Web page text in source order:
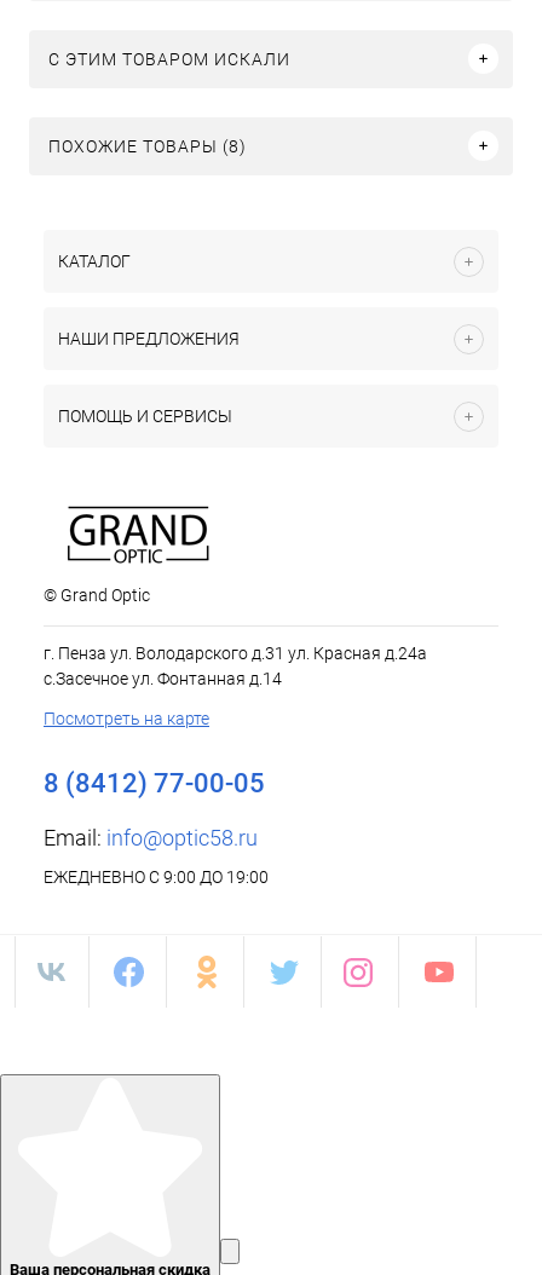
C ЭТИМ ТОВАРОМ ИСКАЛИ
ПОХОЖИЕ ТОВАРЫ (8)
КАТАЛОГ
НАШИ ПРЕДЛОЖЕНИЯ
ПОМОЩЬ И СЕРВИСЫ
© Grand Optic
г. Пенза ул. Володарского д.31 ул. Красная д.24а
с.Засечное ул. Фонтанная д.14
Посмотреть на карте
8 (8412) 77-00-05
Email: info@optic58.ru
ЕЖЕДНЕВНО С 9:00 ДО 19:00
Ваша персональная скидка